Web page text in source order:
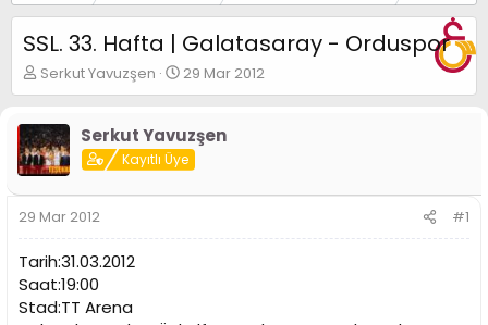
SSL. 33. Hafta | Galatasaray - Orduspor
K
o
u
y
u
B
a
ş
a
t
a
Serkut Yavuzşen
B
a
l
a
n
g
29 Mar 2012
Serkut Yavuzşen
Kayıtlı Üye
29 Mar 2012 #1
Tarih:31.03.2012
Saat:19:00
Stad:TT Arena